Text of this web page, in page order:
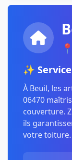
✨
À Beuil, les
06470
couverture.
ils
votre toiture.